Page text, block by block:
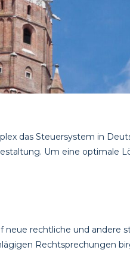
das Steuersystem in
Um eine optimale
neue rechtliche und andere
Rechtsprechungen